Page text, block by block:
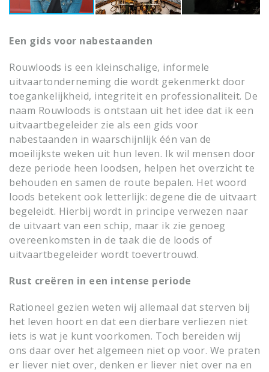
Een gids voor nabestaanden
Rouwloods is een kleinschalige, informele
uitvaartonderneming die wordt gekenmerkt door
toegankelijkheid, integriteit en professionaliteit. De
naam Rouwloods is ontstaan uit het idee dat ik een
uitvaartbegeleider zie als een gids voor
nabestaanden in waarschijnlijk één van de
moeilijkste weken uit hun leven. Ik wil mensen door
deze periode heen loodsen, helpen het overzicht te
behouden en samen de route bepalen. Het woord
loods betekent ook letterlijk: degene die de uitvaart
begeleidt. Hierbij wordt in principe verwezen naar
de uitvaart van een schip, maar ik zie genoeg
overeenkomsten in de taak die de loods of
uitvaartbegeleider wordt toevertrouwd.
Rust creëren in een intense periode
Rationeel gezien weten wij allemaal dat sterven bij
het leven hoort en dat een dierbare verliezen niet
iets is wat je kunt voorkomen. Toch bereiden wij
ons daar over het algemeen niet op voor. We praten
er liever niet over, denken er liever niet over na en